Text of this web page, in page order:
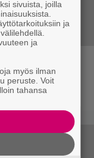
–
sivuista, joilla
ja
ja
myös ilman
peruste. Voit
tahansa